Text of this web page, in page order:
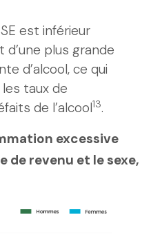
est inférieur
plus grande
d’alcool, ce qui
les taux de
de l’alcool13.
excessive
de revenu et le sexe,